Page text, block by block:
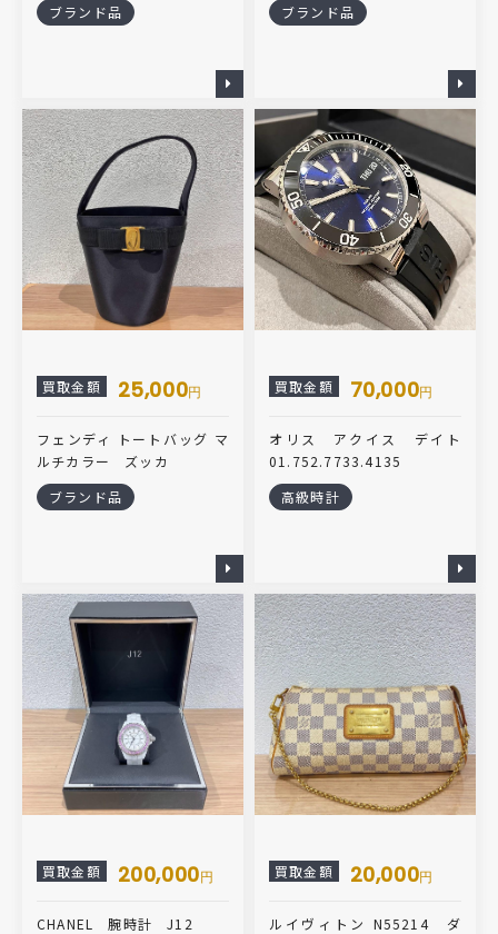
ブランド品
ブランド品
買取金額 25,000円
フェンディ トートバッグ マ
ルチカラー ズッカ
ブランド品
買取金額 70,000円
オリス アクイス デイト
01.752.7733.4135
高級時計
買取金額 200,000円
CHANEL 腕時計 J12
買取金額 20,000円
ルイヴィトン N55214 ダ